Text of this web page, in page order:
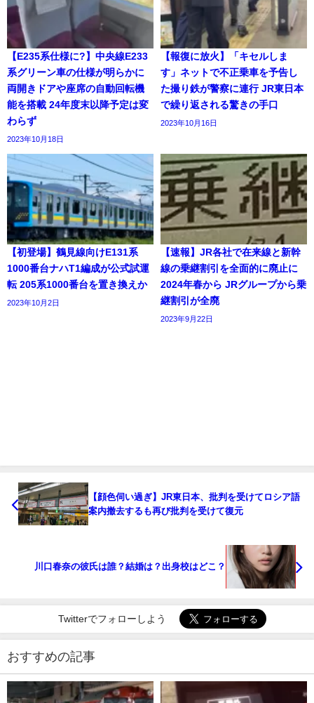
【E235系仕様に?】中央線E233
系グリーン車の仕様が明らかに
両開きドアや座席の自動回転機
能を搭載 24年度末以降予定は変
わらず
2023年10月18日
【報復に放火】「キセルしま
す」ネットで不正乗車を予告し
た撮り鉄が警察に連行 JR東日本
で繰り返される驚きの手口
2023年10月16日
【初登場】鶴見線向けE131系
1000番台ナハT1編成が公式試運
転 205系1000番台を置き換えか
2023年10月2日
【速報】JR各社で在来線と新幹
線の乗継割引を全面的に廃止に
2024年春から JRグループから乗
継割引が全廃
2023年9月22日
【顔色伺い過ぎ】JR東日本、批判を受けてロシア語
案内撤去するも再び批判を受けて復元
川口春奈の彼氏は誰？結婚は？出身校はどこ？
Twitterでフォローしよう
おすすめの記事